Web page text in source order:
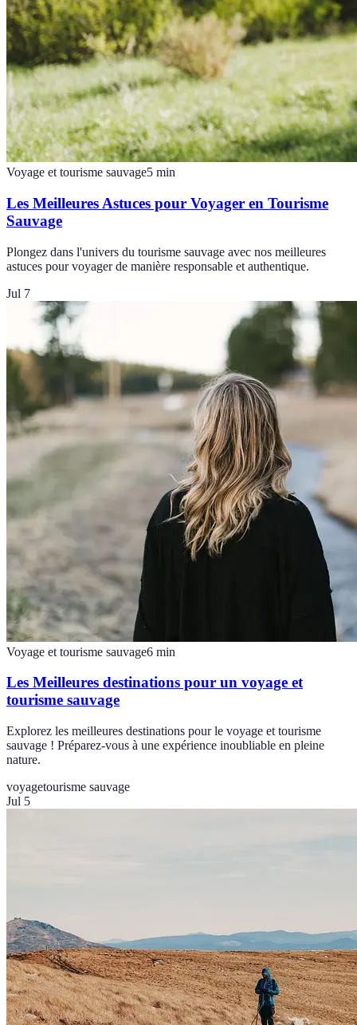
Voyage et tourisme sauvage5 min
Les Meilleures Astuces pour Voyager en Tourisme
Sauvage
Plongez dans l'univers du tourisme sauvage avec nos meilleures
astuces pour voyager de manière responsable et authentique.
Jul 7
Voyage et tourisme sauvage6 min
Les Meilleures destinations pour un voyage et
tourisme sauvage
Explorez les meilleures destinations pour le voyage et tourisme
sauvage ! Préparez-vous à une expérience inoubliable en pleine
nature.
voyagetourisme sauvage
Jul 5